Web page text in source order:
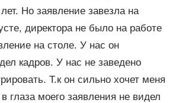
Но заявление завезла на
директора не было на работе
на столе. У нас он
кадров. У нас не заведено
Т.к он сильно хочет меня
глаза моего заявления не видел